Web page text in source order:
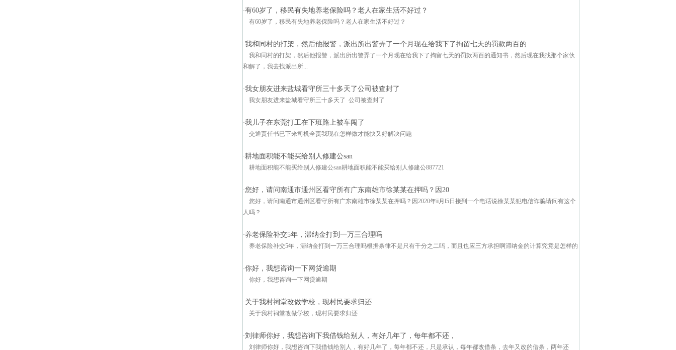
·有60岁了，移民有失地养老保险吗？老人在家生活不好过？
有60岁了，移民有失地养老保险吗？老人在家生活不好过？
·我和同村的打架，然后他报警，派出所出警弄了一个月现在给我下了拘留七天的罚款两百的
我和同村的打架，然后他报警，派出所出警弄了一个月现在给我下了拘留七天的罚款两百的通知书，然后现在我找那个家伙
和解了，我去找派出所...
·我女朋友进来盐城看守所三十多天了公司被查封了
我女朋友进来盐城看守所三十多天了 公司被查封了
·我儿子在东莞打工在下班路上被车闯了
交通责任书已下来司机全责我现在怎样做才能快又好解决问题
·耕地面积能不能买给别人修建公san
耕地面积能不能买给别人修建公san耕地面积能不能买给别人修建公887721
·您好，请问南通市通州区看守所有广东南雄市徐某某在押吗？因20
您好，请问南通市通州区看守所有广东南雄市徐某某在押吗？因2020年ⅱ月l5日接到一个电话说徐某某犯电信诈骗请问有这个
人吗？
·养老保险补交5年，滞纳金打到一万三合理吗
养老保险补交5年，滞纳金打到一万三合理吗根据条律不是只有千分之二吗，而且也应三方承担啊滞纳金的计算究竟是怎样的
·你好，我想咨询一下网贷逾期
你好，我想咨询一下网贷逾期
·关于我村祠堂改做学校，现村民要求归还
关于我村祠堂改做学校，现村民要求归还
·刘律师你好，我想咨询下我借钱给别人，有好几年了，每年都不还，
刘律师你好，我想咨询下我借钱给别人，有好几年了，每年都不还，只是承认，每年都改借条，去年又改的借条，两年还